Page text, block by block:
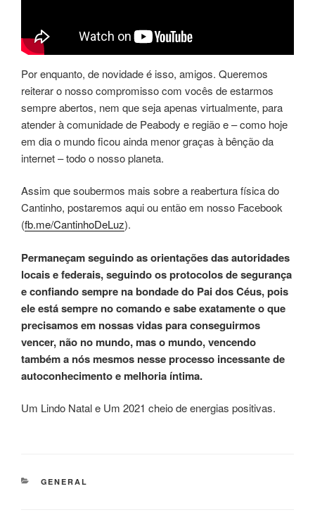
Por enquanto, de novidade é isso, amigos. Queremos
reiterar o nosso compromisso com vocês de estarmos
sempre abertos, nem que seja apenas virtualmente, para
atender à comunidade de Peabody e região e – como hoje
em dia o mundo ficou ainda menor graças à bênção da
internet – todo o nosso planeta.
Assim que soubermos mais sobre a reabertura física do
Cantinho, postaremos aqui ou então em nosso Facebook
(fb.me/CantinhoDeLuz).
Permaneçam seguindo as orientações das autoridades
locais e federais, seguindo os protocolos de segurança
e confiando sempre na bondade do Pai dos Céus, pois
ele está sempre no comando e sabe exatamente o que
precisamos em nossas vidas para conseguirmos
vencer, não no mundo, mas o mundo, vencendo
também a nós mesmos nesse processo incessante de
autoconhecimento e melhoria íntima.
Um Lindo Natal e Um 2021 cheio de energias positivas.
CATEGORIAS
GENERAL